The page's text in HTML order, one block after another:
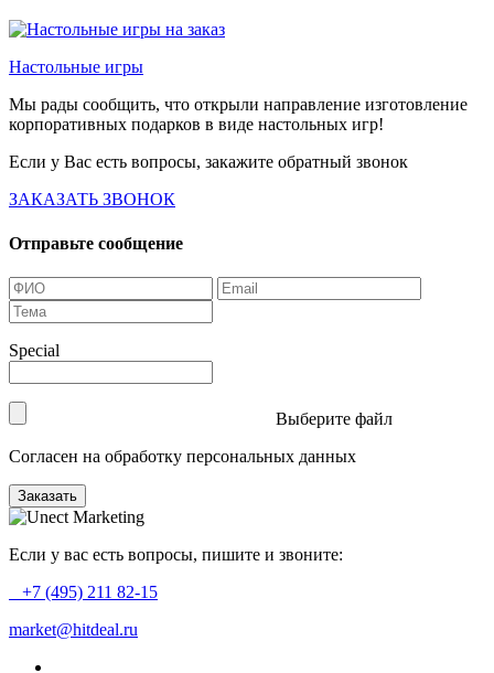
Настольные игры
Мы рады сообщить, что открыли направление изготовление
корпоративных подарков в виде настольных игр!
Если у Вас есть вопросы, закажите обратный звонок
ЗАКАЗАТЬ ЗВОНОК
Отправьте сообщение
Special
Выберите файл
Согласен на обработку персональных данных
Заказать
Если у вас есть вопросы, пишите и звоните:
+7 (495) 211 82-15
market@hitdeal.ru